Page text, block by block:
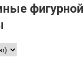
фигурной